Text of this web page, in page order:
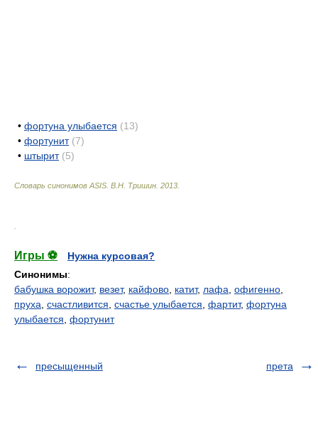
• фортуна улыбается (13)
• фортунит (7)
• штырит (5)
Словарь синонимов ASIS. В.Н. Тришин 2013
Игры ⚽
Нужна курсовая?
Синонимы:
бабушка ворожит, везет, кайфово катит, лафа офигенно
пруха счастливится счастье улыбается фартит, фортуна
улыбается фортунит
пресыщенный прета